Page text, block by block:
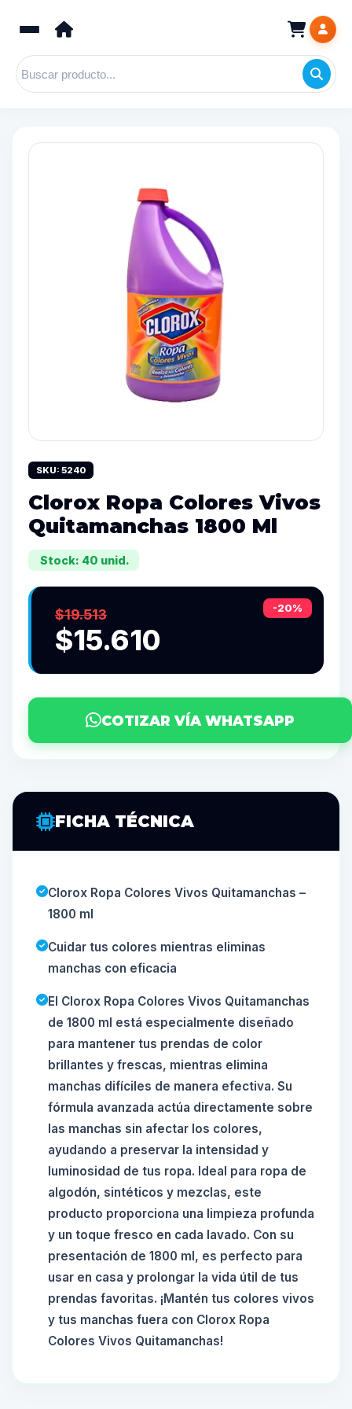
SKU: 5240
Clorox Ropa Colores Vivos
Quitamanchas 1800 Ml
Stock: 40 unid.
-20%
$19.513
$15.610
COTIZAR VÍA WHATSAPP
FICHA TÉCNICA
Clorox Ropa Colores Vivos Quitamanchas –
1800 ml
Cuidar tus colores mientras eliminas
manchas con eficacia
El Clorox Ropa Colores Vivos Quitamanchas
de 1800 ml está especialmente diseñado
para mantener tus prendas de color
brillantes y frescas, mientras elimina
manchas difíciles de manera efectiva. Su
fórmula avanzada actúa directamente sobre
las manchas sin afectar los colores,
ayudando a preservar la intensidad y
luminosidad de tus ropa. Ideal para ropa de
algodón, sintéticos y mezclas, este
producto proporciona una limpieza profunda
y un toque fresco en cada lavado. Con su
presentación de 1800 ml, es perfecto para
usar en casa y prolongar la vida útil de tus
prendas favoritas. ¡Mantén tus colores vivos
y tus manchas fuera con Clorox Ropa
Colores Vivos Quitamanchas!